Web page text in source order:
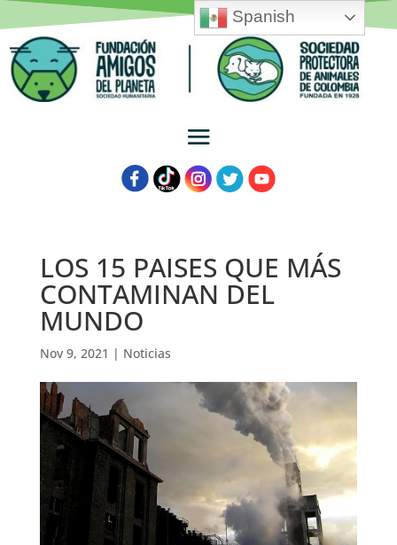
LOS 15 PAISES QUE MÁS
CONTAMINAN DEL
MUNDO
Nov 9, 2021 | Noticias
Spanish